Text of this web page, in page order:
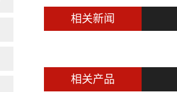
相关新闻
相关产品